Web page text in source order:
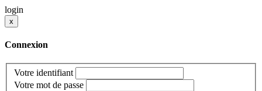
login
x
Connexion
Votre identifiant
Votre mot de passe